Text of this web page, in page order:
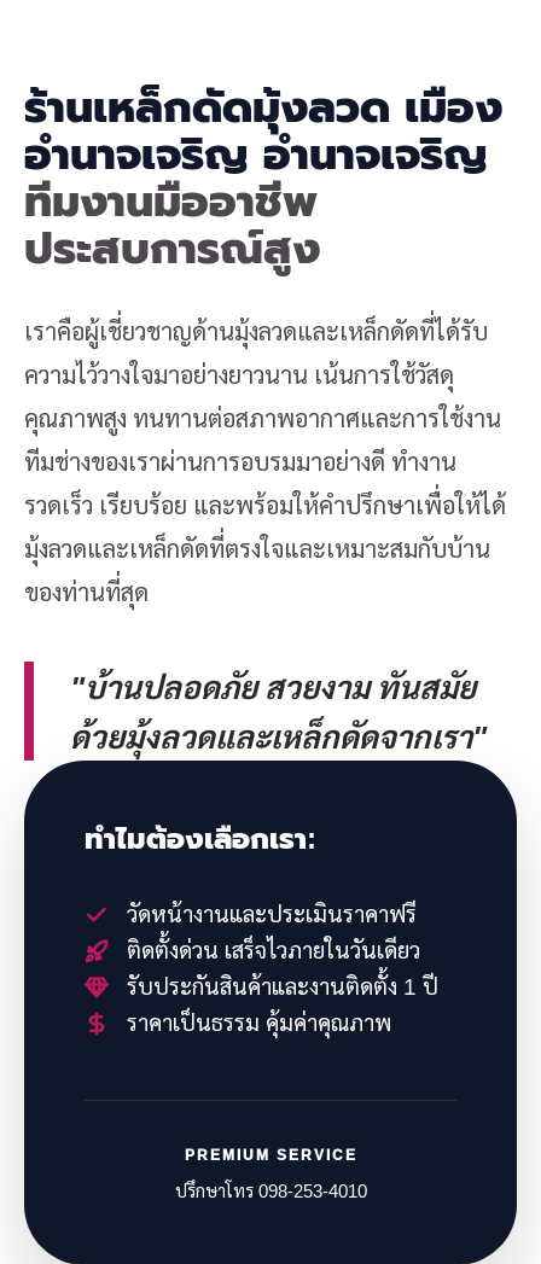
ร้านเหล็กดัดมุ้งลวด เมือง
อำนาจเจริญ อำนาจเจริญ
ทีมงานมืออาชีพ
ประสบการณ์สูง
เราคือผู้เชี่ยวชาญด้านมุ้งลวดและเหล็กดัดที่ได้รับ
ความไว้วางใจมาอย่างยาวนาน เน้นการใช้วัสดุ
คุณภาพสูง ทนทานต่อสภาพอากาศและการใช้งาน
ทีมช่างของเราผ่านการอบรมมาอย่างดี ทำงาน
รวดเร็ว เรียบร้อย และพร้อมให้คำปรึกษาเพื่อให้ได้
มุ้งลวดและเหล็กดัดที่ตรงใจและเหมาะสมกับบ้าน
ของท่านที่สุด
"บ้านปลอดภัย สวยงาม ทันสมัย
ด้วยมุ้งลวดและเหล็กดัดจากเรา"
ทำไมต้องเลือกเรา:
วัดหน้างานและประเมินราคาฟรี
ติดตั้งด่วน เสร็จไวภายในวันเดียว
รับประกันสินค้าและงานติดตั้ง 1 ปี
ราคาเป็นธรรม คุ้มค่าคุณภาพ
PREMIUM SERVICE
ปรึกษาโทร 098-253-4010